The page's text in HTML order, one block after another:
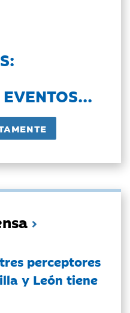
perceptores
y León tiene